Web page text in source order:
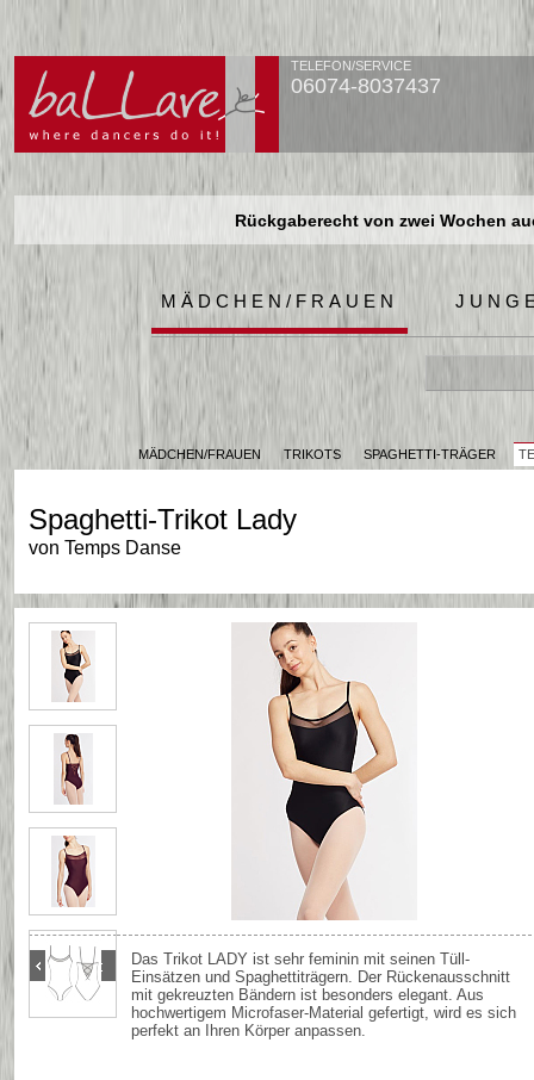
TELEFON/SERVICE
06074-8037437
Rückgaberecht von zwei Wochen
Rückgaberecht von zwei Wochen
MÄDCHEN/FRAUEN
MÄDCHEN/FRAUEN TRIKOTS SPAGHETTI-TRÄGER
Spaghetti-Trikot Lady
von Temps Danse
Das Trikot LADY ist sehr feminin mit seinen Tüll-
Einsätzen und Spaghettiträgern. Der Rückenausschnitt
mit gekreuzten Bändern ist besonders elegant. Aus
hochwertigem Microfaser-Material gefertigt, wird es sich
perfekt an Ihren Körper anpassen.